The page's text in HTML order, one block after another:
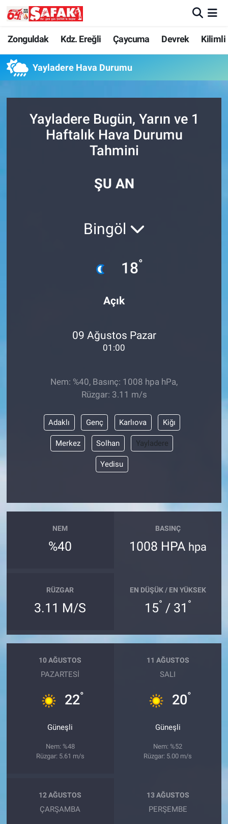
Zonguldak Kdz. Ereğli Çaycuma Devrek Kilimli
Yayladere Hava Durumu
Yayladere Bugün, Yarın ve 1
Haftalık Hava Durumu
Tahmini
ŞU AN
Bingöl
18°
Açık
09 Ağustos Pazar
01:00
Nem: %40, Basınç: 1008 hpa hPa,
Rüzgar: 3.11 m/s
Adaklı Genç Karlıova Kiğı
Merkez Solhan Yayladere
Yedisu
NEM
%40
BASINÇ
1008 HPA hpa
RÜZGAR
3.11 M/S
EN DÜŞÜK / EN YÜKSEK
15° / 31 °
10 AĞUSTOS
PAZARTESI
22°
Güneşli
Nem: %48
Rüzgar: 5.61 m/s
11 AĞUSTOS
SALI
20°
Güneşli
Nem: %52
Rüzgar: 5.00 m/s
12 AĞUSTOS
ÇARŞAMBA
13 AĞUSTOS
PERŞEMBE
Zonguldak
Kdz. Ereğli
Devrek
Kilimli
Zonguldak Nöbetçi Eczaneler
Zonguldak Hava Durumu
Zonguldak Trafik Yoğunluk Haritası
Süper Lig Puan Durumu ve Fikstür
Son Dakika Haberleri